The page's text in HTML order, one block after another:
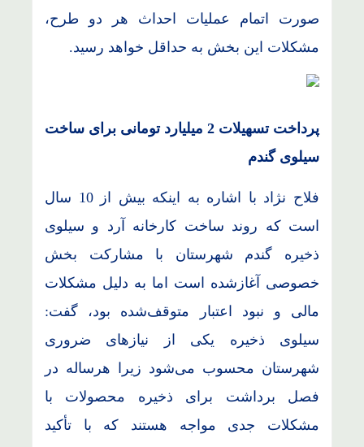
صورت اتمام عملیات احداث هر دو طرح،
مشکلات این بخش به حداقل خواهد رسید.
پرداخت تسهیلات 2 میلیارد تومانی برای ساخت
سیلوی گندم
فلاح نژاد با اشاره به اینکه بیش از 10 سال
است که روند ساخت کارخانه آرد و سیلوی
ذخیره گندم شهرستان با مشارکت بخش
خصوصی آغازشده است اما به دلیل مشکلات
مالی و نبود اعتبار متوقف‌شده بود، گفت:
سیلوی ذخیره یکی از نیازهای ضروری
شهرستان محسوب می‌شود زیرا هرساله در
فصل برداشت برای ذخیره محصولات با
مشکلات جدی مواجه هستند که با تأکید